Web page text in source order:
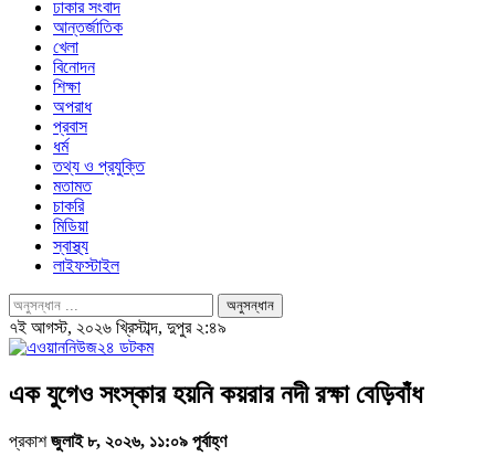
ঢাকার সংবাদ
আন্তর্জাতিক
খেলা
বিনোদন
শিক্ষা
অপরাধ
প্রবাস
ধর্ম
তথ্য ও প্রযুক্তি
মতামত
চাকরি
মিডিয়া
স্বাস্থ্য
লাইফস্টাইল
৭ই আগস্ট, ২০২৬ খ্রিস্টাব্দ, দুপুর ২:৪৯
এক যুগেও সংস্কার হয়নি কয়রার নদী রক্ষা বেড়িবাঁধ
প্রকাশজুলাই ৮, ২০২৬, ১১:০৯ পূর্বাহ্ণ